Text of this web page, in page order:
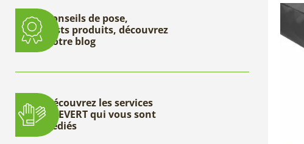
Conseils de pose,
tests produits, découvrez
notre blog
Découvrez les services
DEEVERT qui vous sont
dédiés